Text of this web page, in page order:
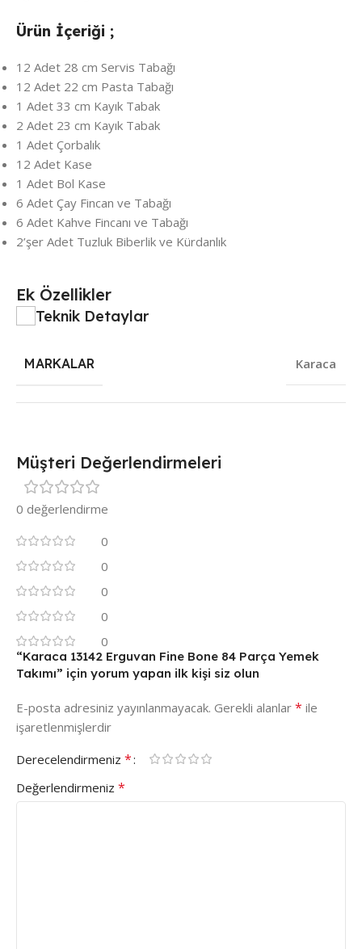
Ürün İçeriği ;
12 Adet 28 cm Servis Tabağı
12 Adet 22 cm Pasta Tabağı
1 Adet 33 cm Kayık Tabak
2 Adet 23 cm Kayık Tabak
1 Adet Çorbalık
12 Adet Kase
1 Adet Bol Kase
6 Adet Çay Fincan ve Tabağı
6 Adet Kahve Fincanı ve Tabağı
2’şer Adet Tuzluk Biberlik ve Kürdanlık
Ek Özellikler
Teknik Detaylar
MARKALAR Karaca
Müşteri Değerlendirmeleri
0 değerlendirme
0
0
0
0
0
“Karaca 13142 Erguvan Fine Bone 84 Parça Yemek
Takımı” için yorum yapan ilk kişi siz olun
E-posta adresiniz yayınlanmayacak. Gerekli alanlar * ile
işaretlenmişlerdir
Derecelendirmeniz *
Değerlendirmeniz *